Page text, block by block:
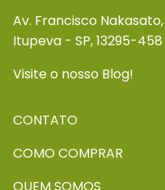
Av. Francisco
Itupeva - SP, 13295-458
Visite o nosso Blog!
CONTATO
COMO COMPRAR
QUEM SOMOS